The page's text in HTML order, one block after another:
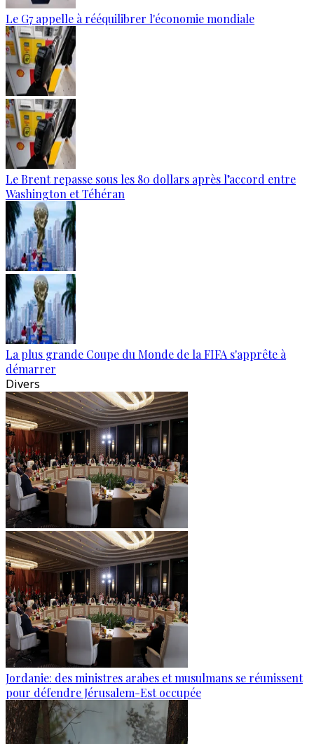
Le G7 appelle à rééquilibrer l'économie mondiale
Le Brent repasse sous les 80 dollars après l’accord entre
Washington et Téhéran
La plus grande Coupe du Monde de la FIFA s'apprête à
démarrer
Divers
Jordanie: des ministres arabes et musulmans se réunissent
pour défendre Jérusalem-Est occupée